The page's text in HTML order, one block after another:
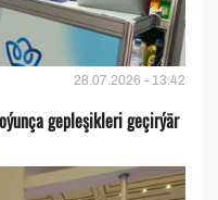
28.07.2026 - 13:42
gepleşikleri geçirýär